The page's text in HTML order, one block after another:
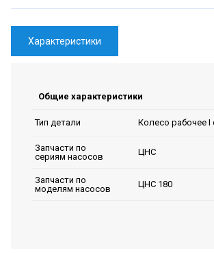
Характеристики
Общие характеристики
Тип детали Колесо рабочее I
Запчасти по
сериям насосов
ЦНС
Запчасти по
моделям насосов
ЦНС 180